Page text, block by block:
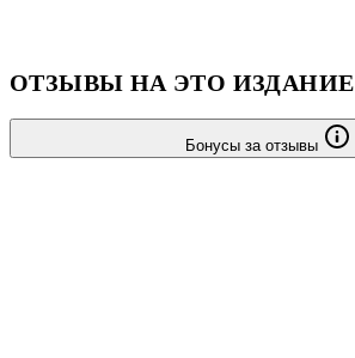
ОТЗЫВЫ НА ЭТО ИЗДАНИЕ
Бонусы за отзывы